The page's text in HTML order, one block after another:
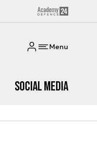
Menu
Social media